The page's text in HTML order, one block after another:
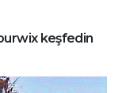
keşfedin